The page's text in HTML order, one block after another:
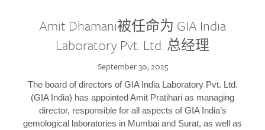
Amit Dhamani被任命为 GIA India
Laboratory Pvt. Ltd. 总经理
September 30, 2025
The board of directors of GIA India Laboratory Pvt. Ltd.
(GIA India) has appointed Amit Pratihari as managing
director, responsible for all aspects of GIA India’s
gemological laboratories in Mumbai and Surat, as well as